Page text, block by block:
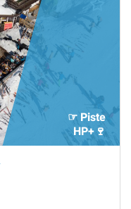
☞ Piste
HP+🍷